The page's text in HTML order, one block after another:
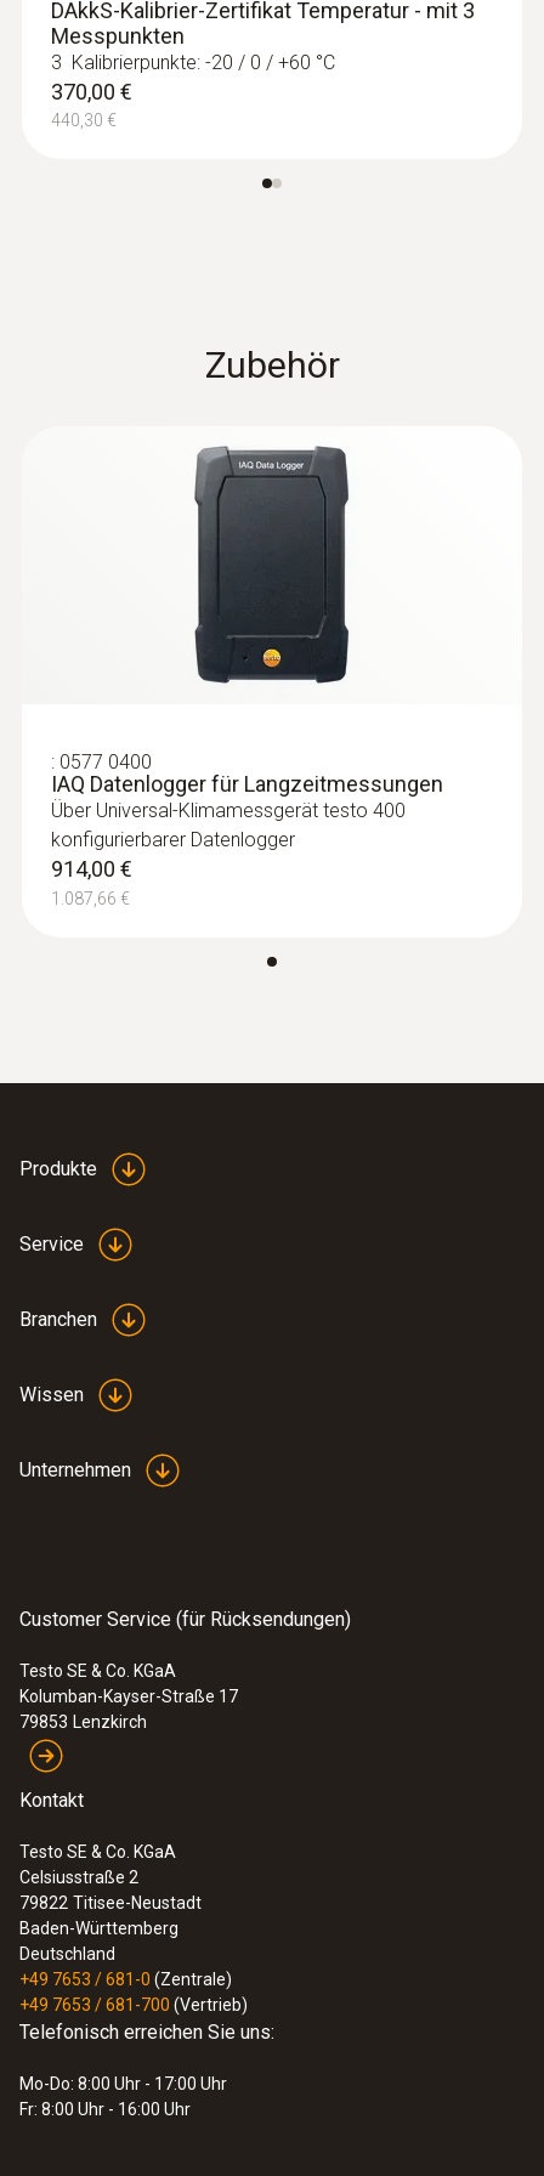
Kabellänge
1,4 m
Durchmesser Sonden-/ Fühlerrohrspitze
schwarz/orange
:0560 0400 01
testo 400 - Universal-Klimamessgerät
1.378,00 €
1.639,82 €
0563 0401 01
testo 400 Behaglichkeits-Set mit Stativ
4.795,70 €
:
Set
4.667,00 €
5.553,73 €
DAkkS-Kalibrier-Zertifikat Temperatur - mit 3
Messpunkten
3 Kalibrierpunkte: -20 / 0 / +60 °C
370,00 €
440,30 €
Zubehör
: 0577 0400
IAQ Datenlogger für Langzeitmessungen
Über Universal-Klimamessgerät testo 400
konfigurierbarer Datenlogger
914,00 €
1.087,66 €
Produkte
Service
Branchen
Wissen
Unternehmen
Customer Service (für Rücksendungen)
Testo SE & Co. KGaA
Kolumban-Kayser-Straße 17
79853 Lenzkirch
Kontakt
Testo SE & Co. KGaA
Celsiusstraße 2
79822 Titisee-Neustadt
Baden-Württemberg
Deutschland
+49 7653 / 681-0 (Zentrale)
+49 7653 / 681-700 (Vertrieb)
Telefonisch erreichen Sie uns:
Mo-Do: 8:00 Uhr - 17:00 Uhr
Fr: 8:00 Uhr - 16:00 Uhr